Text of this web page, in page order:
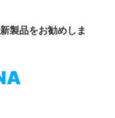
製品をお勧めしま